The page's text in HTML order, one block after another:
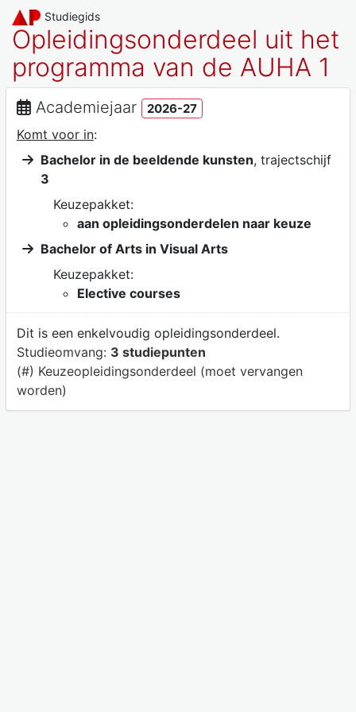
Studiegids
Opleidingsonderdeel uit het
programma van de AUHA 1
Academiejaar 2026-27
Komt voor in:
Bachelor in de beeldende kunsten, trajectschijf
3
Keuzepakket:
aan opleidingsonderdelen naar keuze
Bachelor of Arts in Visual Arts
Keuzepakket:
Elective courses
Dit is een enkelvoudig opleidingsonderdeel.
Studieomvang: 3 studiepunten
(#) Keuzeopleidingsonderdeel (moet vervangen
worden)